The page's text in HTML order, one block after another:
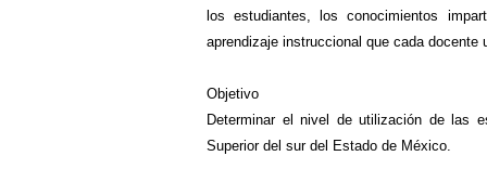
los estudiantes, los conocimientos
aprendizaje instruccional que cada
Objetivo
Determinar el nivel de utilización de las
Superior del sur del Estado de México.